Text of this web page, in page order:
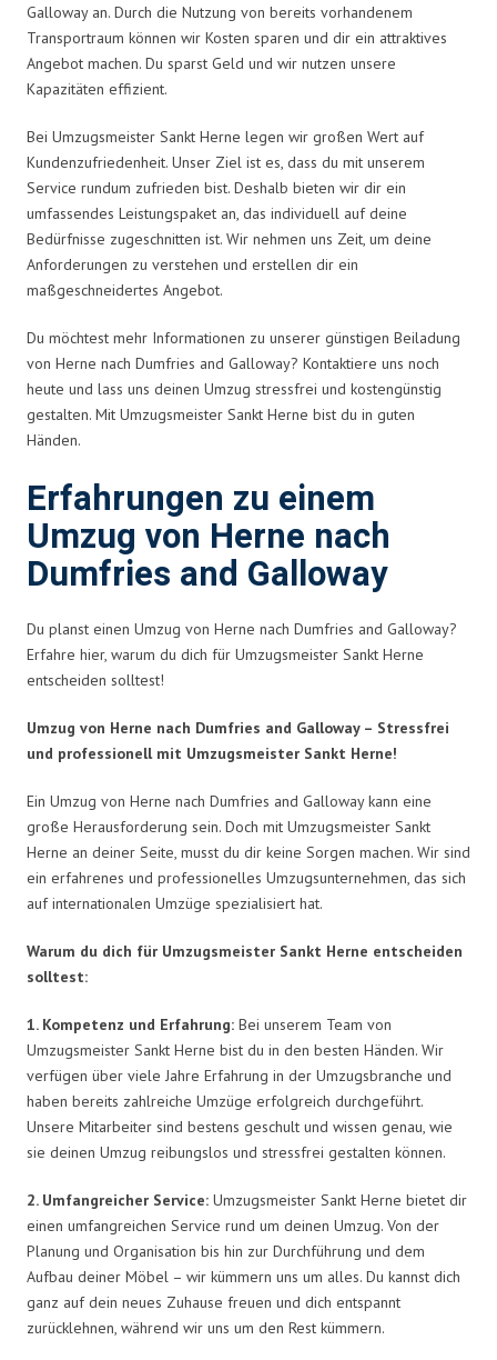
Galloway an. Durch die Nutzung von bereits vorhandenem
Transportraum können wir Kosten sparen und dir ein attraktives
Angebot machen. Du sparst Geld und wir nutzen unsere
Kapazitäten effizient.
Bei Umzugsmeister Sankt Herne legen wir großen Wert auf
Kundenzufriedenheit. Unser Ziel ist es, dass du mit unserem
Service rundum zufrieden bist. Deshalb bieten wir dir ein
umfassendes Leistungspaket an, das individuell auf deine
Bedürfnisse zugeschnitten ist. Wir nehmen uns Zeit, um deine
Anforderungen zu verstehen und erstellen dir ein
maßgeschneidertes Angebot.
Du möchtest mehr Informationen zu unserer günstigen Beiladung
von Herne nach Dumfries and Galloway? Kontaktiere uns noch
heute und lass uns deinen Umzug stressfrei und kostengünstig
gestalten. Mit Umzugsmeister Sankt Herne bist du in guten
Händen.
Erfahrungen zu einem
Umzug von Herne nach
Dumfries and Galloway
Du planst einen Umzug von Herne nach Dumfries and Galloway?
Erfahre hier, warum du dich für Umzugsmeister Sankt Herne
entscheiden solltest!
Umzug von Herne nach Dumfries and Galloway – Stressfrei
und professionell mit Umzugsmeister Sankt Herne!
Ein Umzug von Herne nach Dumfries and Galloway kann eine
große Herausforderung sein. Doch mit Umzugsmeister Sankt
Herne an deiner Seite, musst du dir keine Sorgen machen. Wir sind
ein erfahrenes und professionelles Umzugsunternehmen, das sich
auf internationalen Umzüge spezialisiert hat.
Warum du dich für Umzugsmeister Sankt Herne entscheiden
solltest:
1. Kompetenz und Erfahrung: Bei unserem Team von
Umzugsmeister Sankt Herne bist du in den besten Händen. Wir
verfügen über viele Jahre Erfahrung in der Umzugsbranche und
haben bereits zahlreiche Umzüge erfolgreich durchgeführt.
Unsere Mitarbeiter sind bestens geschult und wissen genau, wie
sie deinen Umzug reibungslos und stressfrei gestalten können.
2. Umfangreicher Service: Umzugsmeister Sankt Herne bietet dir
einen umfangreichen Service rund um deinen Umzug. Von der
Planung und Organisation bis hin zur Durchführung und dem
Aufbau deiner Möbel – wir kümmern uns um alles. Du kannst dich
ganz auf dein neues Zuhause freuen und dich entspannt
zurücklehnen, während wir uns um den Rest kümmern.